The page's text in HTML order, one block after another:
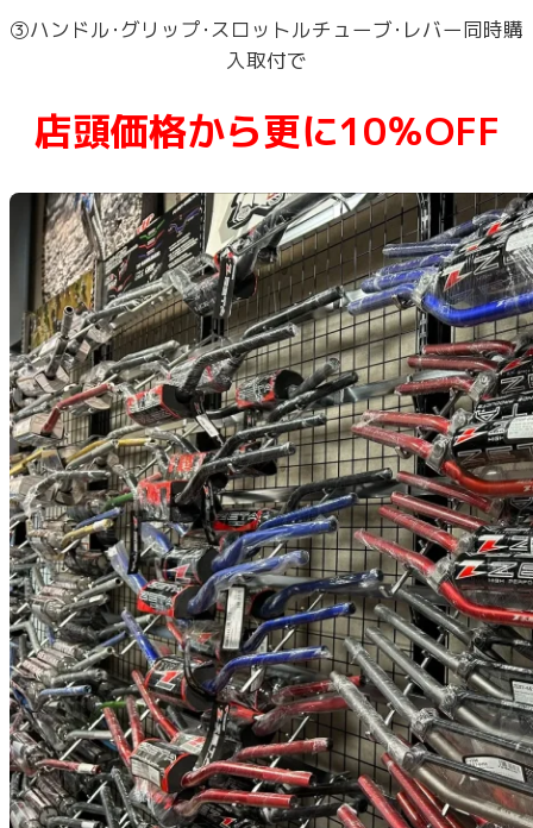
③ハンドル･グリップ･スロットルチューブ･レバー同時購
入取付で
店頭価格から更に10％OFF